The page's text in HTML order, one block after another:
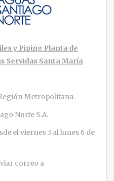
y Piping Planta de
Servidas Santa María
Metropolitana.
Norte S.A.
el viernes 3 al lunes 6 de
correo a